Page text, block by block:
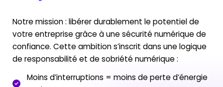
Notre mission : libérer durablement le potentiel de
votre entreprise grâce à une sécurité numérique de
confiance. Cette ambition s’inscrit dans une logique
de responsabilité et de sobriété numérique :
Moins d’interruptions = moins de perte d’énergie